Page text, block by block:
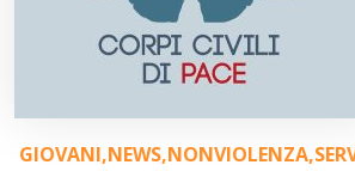
GIOVANI,NEWS,NONVIOLENZA,